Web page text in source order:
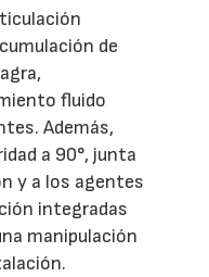
de
fluido
Además,
a 90°, junta
y a los agentes
integradas
manipulación